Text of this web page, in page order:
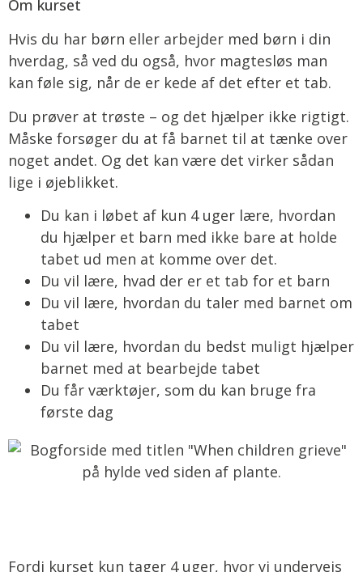
Om kurset
Hvis du har børn eller arbejder med børn i din
hverdag, så ved du også, hvor magtesløs man
kan føle sig, når de er kede af det efter et tab.
Du prøver at trøste – og det hjælper ikke rigtigt.
Måske forsøger du at få barnet til at tænke over
noget andet. Og det kan være det virker sådan
lige i øjeblikket.
Du kan i løbet af kun 4 uger lære, hvordan
du hjælper et barn med ikke bare at holde
tabet ud men at komme over det.
Du vil lære, hvad der er et tab for et barn
Du vil lære, hvordan du taler med barnet om
tabet
Du vil lære, hvordan du bedst muligt hjælper
barnet med at bearbejde tabet
Du får værktøjer, som du kan bruge fra
første dag
Fordi kurset kun tager 4 uger, hvor vi undervejs